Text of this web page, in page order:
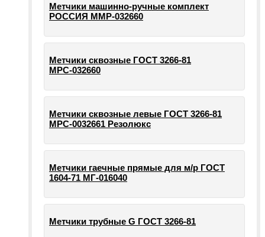
Метчики машинно-ручные комплект
РОССИЯ ММР-032660
Метчики сквозные ГОСТ 3266-81
МРС-032660
Метчики сквозные левые ГОСТ 3266-81
МРС-0032661 Резолюкс
Метчики гаечные прямые для м/р ГОСТ
1604-71 МГ-016040
Метчики трубные G ГОСТ 3266-81